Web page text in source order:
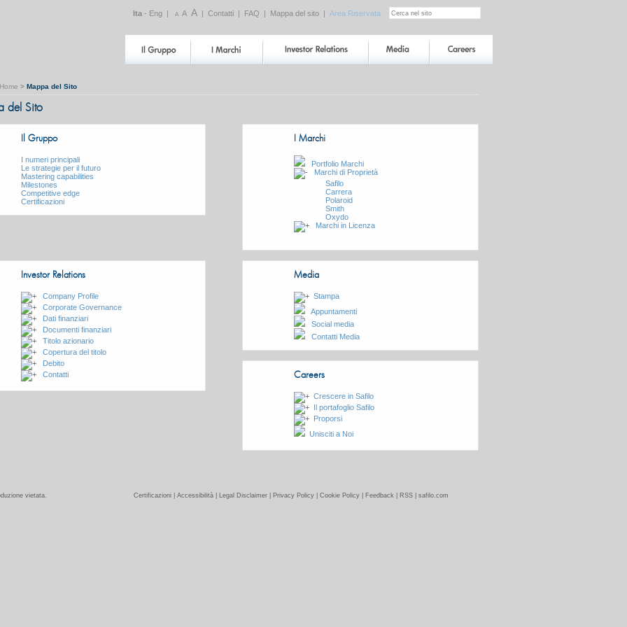
Ita - Eng | A A A | Contatti | FAQ | Mappa del sito | Area Riservata
Home > Mappa del Sito
del Sito
Il Gruppo
I numeri principali
Le strategie per il futuro
Mastering capabilities
Milestones
Competitive edge
Certificazioni
I Marchi
Portfolio Marchi
Marchi di Proprietà
Safilo
Carrera
Polaroid
Smith
Oxydo
Marchi in Licenza
Investor Relations
Company Profile
Corporate Governance
Dati finanziari
Documenti finanziari
Titolo azionario
Copertura del titolo
Debito
Contatti
Media
Stampa
Appuntamenti
Social media
Contatti Media
Careers
Crescere in Safilo
Il portafoglio Safilo
Proporsi
Unisciti a Noi
vietata. Certificazioni Accessibilità Legal Disclaimer Privacy Policy Cookie Policy Feedback RSS safilo.com